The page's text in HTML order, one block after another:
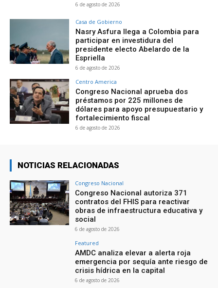
6 de agosto de 2026
Casa de Gobierno
Nasry Asfura llega a Colombia para
participar en investidura del
presidente electo Abelardo de la
Espriella
6 de agosto de 2026
Centro America
Congreso Nacional aprueba dos
préstamos por 225 millones de
dólares para apoyo presupuestario y
fortalecimiento fiscal
6 de agosto de 2026
NOTICIAS RELACIONADAS
Congreso Nacional
Congreso Nacional autoriza 371
contratos del FHIS para reactivar
obras de infraestructura educativa y
social
6 de agosto de 2026
Featured
AMDC analiza elevar a alerta roja
emergencia por sequía ante riesgo de
crisis hídrica en la capital
6 de agosto de 2026